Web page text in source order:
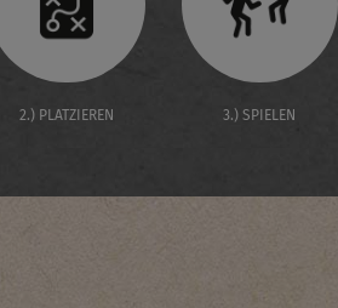
2.) PLATZIEREN 3.) SPIELEN